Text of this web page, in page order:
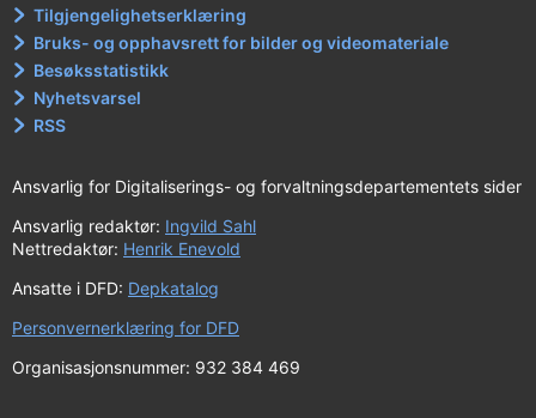
Tilgjengelighetserklæring
Bruks- og opphavsrett for bilder og videomateriale
Besøksstatistikk
Nyhetsvarsel
RSS
Ansvarlig for Digitaliserings- og forvaltningsdepartementets sider
Ansvarlig redaktør: Ingvild Sahl
Nettredaktør: Henrik Enevold
Ansatte i DFD: Depkatalog
Personvernerklæring for DFD
Organisasjonsnummer: 932 384 469